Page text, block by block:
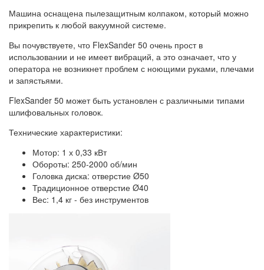
Машина оснащена пылезащитным колпаком, который можно
прикрепить к любой вакуумной системе.
Вы почувствуете, что FlexSander 50 очень прост в
использовании и не имеет вибраций, а это означает, что у
оператора не возникнет проблем с ноющими руками, плечами
и запястьями.
FlexSander 50 может быть установлен с различными типами
шлифовальных головок.
Технические характеристики:
Мотор: 1 х 0,33 кВт
Обороты: 250-2000 об/мин
Головка диска: отверстие Ø50
Традиционное отверстие Ø40
Вес: 1,4 кг - без инструментов